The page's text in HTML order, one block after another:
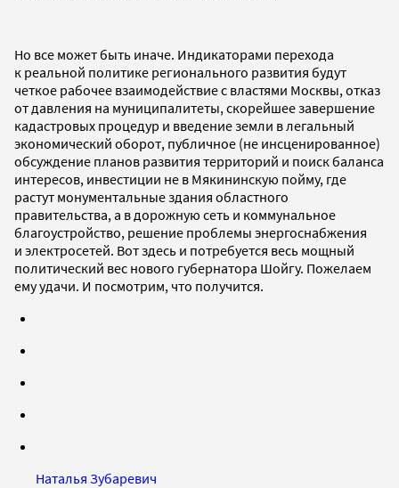
Но все может быть иначе. Индикаторами перехода
к реальной политике регионального развития будут
четкое рабочее взаимодействие с властями Москвы, отказ
от давления на муниципалитеты, скорейшее завершение
кадастровых процедур и введение земли в легальный
экономический оборот, публичное (не инсценированное)
обсуждение планов развития территорий и поиск баланса
интересов, инвестиции не в Мякининскую пойму, где
растут монументальные здания областного
правительства, а в дорожную сеть и коммунальное
благоустройство, решение проблемы энергоснабжения
и электросетей. Вот здесь и потребуется весь мощный
политический вес нового губернатора Шойгу. Пожелаем
ему удачи. И посмотрим, что получится.
Наталья Зубаревич